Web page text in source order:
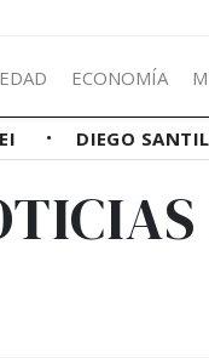
ECONOMÍA
DIEGO